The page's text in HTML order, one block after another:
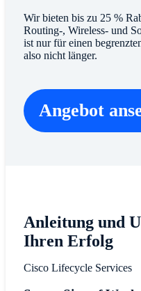
Wir bieten bis zu 25 %
Routing-, Wireless- und
ist nur für einen
also nicht länger.
Angebot
Anleitung und
Ihren Erfolg​
Cisco Lifecycle Services